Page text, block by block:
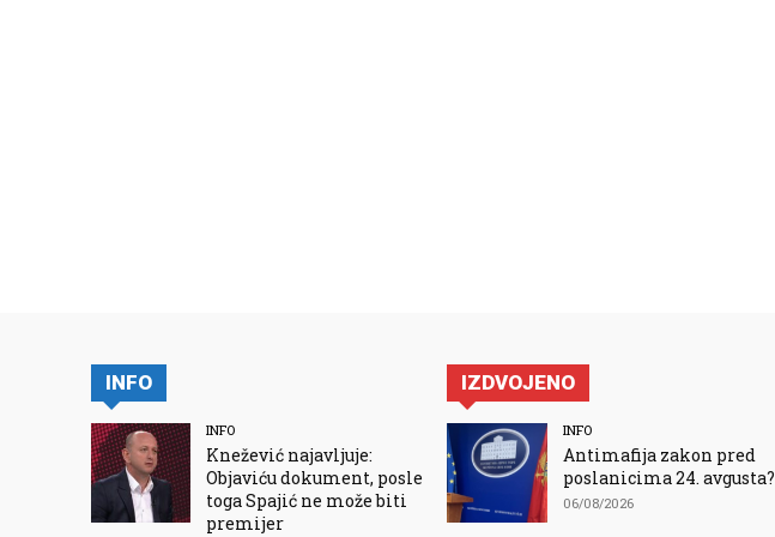
INFO
INFO
Knežević najavljuje:
Objaviću dokument, posle
toga Spajić ne može biti
premijer
IZDVOJENO
INFO
Antimafija zakon pred
poslanicima 24. avgusta?
06/08/2026